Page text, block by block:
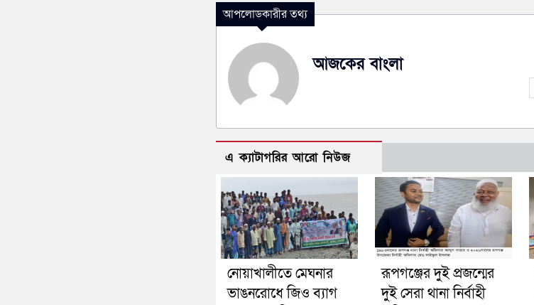
আপলোডকারীর তথ্য
আজকের বাংলা
এ ক্যাটাগরির আরো নিউজ
নোয়াখালীতে মেঘনার
ভাঙনরোধে জিও ব্যাগ
রূপগঞ্জের দুই প্রজন্মের
দুই সেরা থানা নির্বাহী